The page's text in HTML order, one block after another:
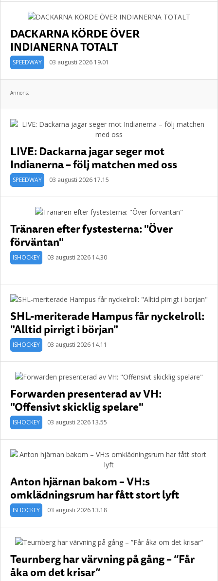
DACKARNA KÖRDE ÖVER
INDIANERNA TOTALT
SPEEDWAY 03 augusti 2026 19.01
Annons:
LIVE: Dackarna jagar seger mot
Indianerna – följ matchen med oss
SPEEDWAY 03 augusti 2026 17.15
Tränaren efter fystesterna: "Över
förväntan"
ISHOCKEY 03 augusti 2026 14.30
SHL-meriterade Hampus får nyckelroll:
"Alltid pirrigt i början"
ISHOCKEY 03 augusti 2026 14.11
Forwarden presenterad av VH:
"Offensivt skicklig spelare"
ISHOCKEY 03 augusti 2026 13.55
Anton hjärnan bakom – VH:s
omklädningsrum har fått stort lyft
ISHOCKEY 03 augusti 2026 13.18
Teurnberg har värvning på gång – ”Får
åka om det krisar”